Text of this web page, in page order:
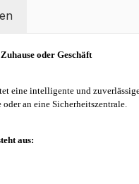
oder Geschäft
eine intelligente und
an eine Sicherheitszentrale.
aus: